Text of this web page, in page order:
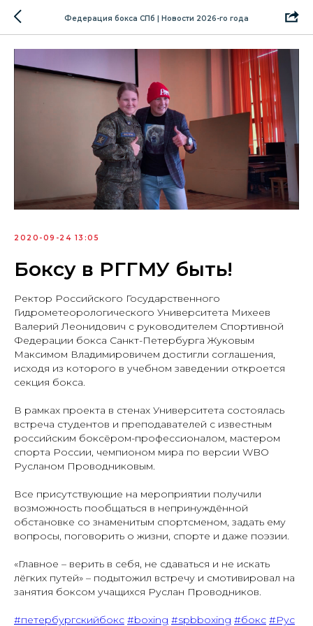
Федерация бокса СПб | Новости 2026-го года
2020-09-24 13:05
Боксу в РГГМУ быть!
Ректор Российского Государственного
Гидрометеорологического Университета Михеев
Валерий Леонидович с руководителем Спортивной
Федерации бокса Санкт-Петербурга Жуковым
Максимом Владимировичем достигли соглашения,
исходя из которого в учебном заведении откроется
секция бокса.
В рамках проекта в стенах Университета состоялась
встреча студентов и преподавателей с известным
российским боксёром-профессионалом, мастером
спорта России, чемпионом мира по версии WBO
Русланом Проводниковым.
Все присутствующие на мероприятии получили
возможность пообщаться в непринуждённой
обстановке со знаменитым спортсменом, задать ему
вопросы, поговорить о жизни, спорте и даже поэзии.
«Главное – верить в себя, не сдаваться и не искать
лёгких путей» – подытожил встречу и смотивировал на
занятия боксом учащихся Руслан Проводников.
#петербургскийбокс #boxing #spbboxing #бокс #Рус